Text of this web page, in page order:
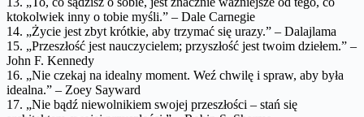
ktokolwiek inny o tobie myśli.” – Dale Carnegie
14. „Życie jest zbyt krótkie, aby trzymać się urazy.” – Dalajlama
15. „Przeszłość jest nauczycielem; przyszłość jest twoim dziełem.” –
John F. Kennedy
16. „Nie czekaj na idealny moment. Weź chwilę i spraw, aby była
idealna.” – Zoey Sayward
17. „Nie bądź niewolnikiem swojej przeszłości – stań się